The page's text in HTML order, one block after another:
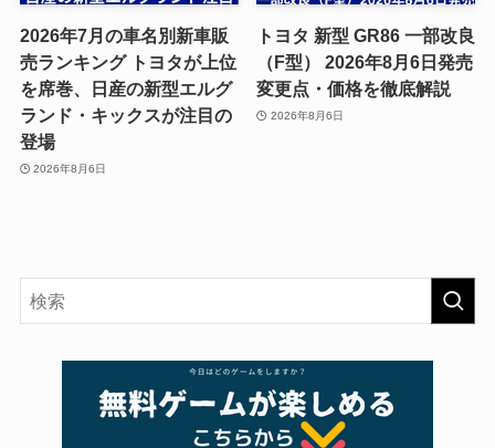
2026年7月の車名別新車販
売ランキング トヨタが上位
を席巻、日産の新型エルグ
ランド・キックスが注目の
登場
2026年8月6日
トヨタ 新型 GR86 一部改良
（F型） 2026年8月6日発売
変更点・価格を徹底解説
2026年8月6日